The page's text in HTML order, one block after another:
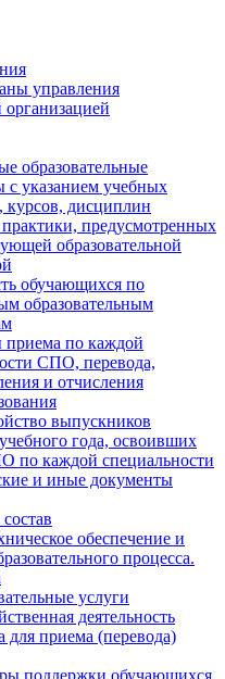
управления
организацией
образовательные
с указанием учебных
курсов, дисциплин
предусмотренных
образовательной
обучающихся по
образовательным
приема по каждой
СПО, перевода,
и отчисления
выпускников
года, освоивших
каждой специальности
и иные документы
обеспечение и
процесса.
услуги
деятельность
для приема (перевода)
поддержки обучающихся